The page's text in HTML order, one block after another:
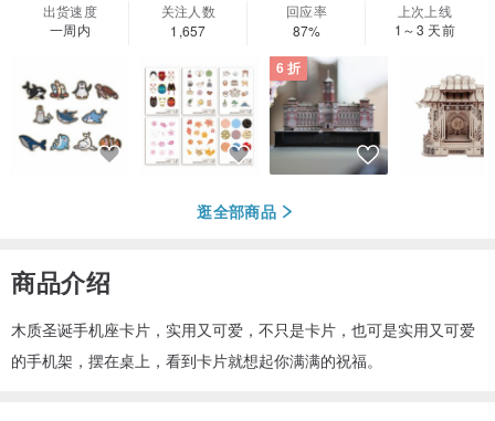
出货速度
一周内
关注人数
1,657
回应率
87%
上次上线
1～3 天前
6 折
逛全部商品
商品介绍
木质圣诞手机座卡片，实用又可爱，不只是卡片，也可是实用又可爱
的手机架，摆在桌上，看到卡片就想起你满满的祝福。